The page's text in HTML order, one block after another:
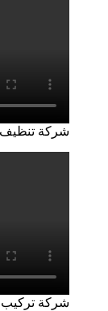
شركة تنظيف
شركة تركيب